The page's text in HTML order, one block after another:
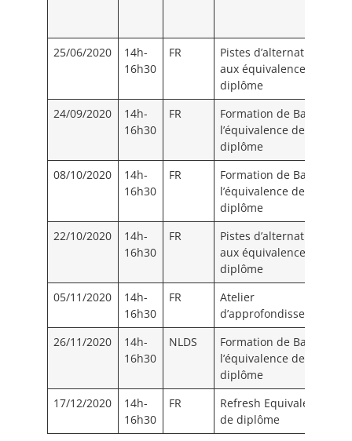
25/06/2020
14h-
16h30
FR
Pistes d’alternatives
aux équivalences de
diplôme
24/09/2020
14h-
16h30
FR
Formation de Base :
l’équivalence de
diplôme
08/10/2020
14h-
16h30
FR
Formation de Base :
l’équivalence de
diplôme
22/10/2020
14h-
16h30
FR
Pistes d’alternatives
aux équivalences de
diplôme
05/11/2020
14h-
16h30
FR
Atelier
d’approfondissement
26/11/2020
14h-
16h30
NLDS
Formation de Base :
l’équivalence de
diplôme
17/12/2020
14h-
16h30
FR
Refresh Equivalence
de diplôme